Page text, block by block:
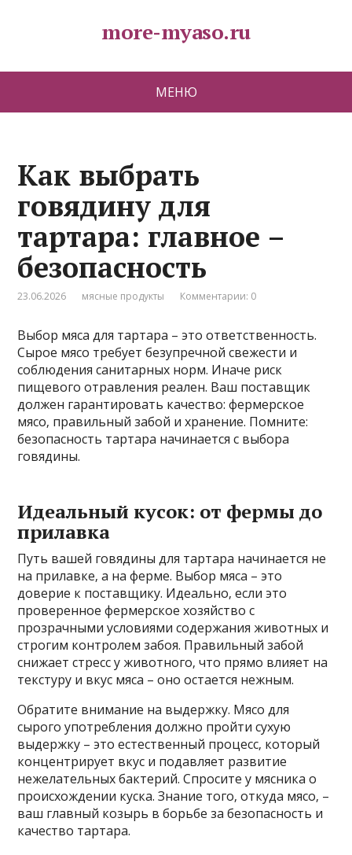
more-myaso.ru
МЕНЮ
Как выбрать
говядину для
тартара: главное –
безопасность
23.06.2026 мясные продукты Комментарии: 0
Выбор мяса для тартара – это ответственность.
Сырое мясо требует безупречной свежести и
соблюдения санитарных норм. Иначе риск
пищевого отравления реален. Ваш поставщик
должен гарантировать качество: фермерское
мясо‚ правильный забой и хранение. Помните:
безопасность тартара начинается с выбора
говядины.
Идеальный кусок: от фермы до
прилавка
Путь вашей говядины для тартара начинается не
на прилавке‚ а на ферме. Выбор мяса – это
доверие к поставщику. Идеально‚ если это
проверенное фермерское хозяйство с
прозрачными условиями содержания животных и
строгим контролем забоя. Правильный забой
снижает стресс у животного‚ что прямо влияет на
текстуру и вкус мяса – оно остается нежным.
Обратите внимание на выдержку. Мясо для
сырого употребления должно пройти сухую
выдержку – это естественный процесс‚ который
концентрирует вкус и подавляет развитие
нежелательных бактерий. Спросите у мясника о
происхождении куска. Знание того‚ откуда мясо‚ –
ваш главный козырь в борьбе за безопасность и
качество тартара.